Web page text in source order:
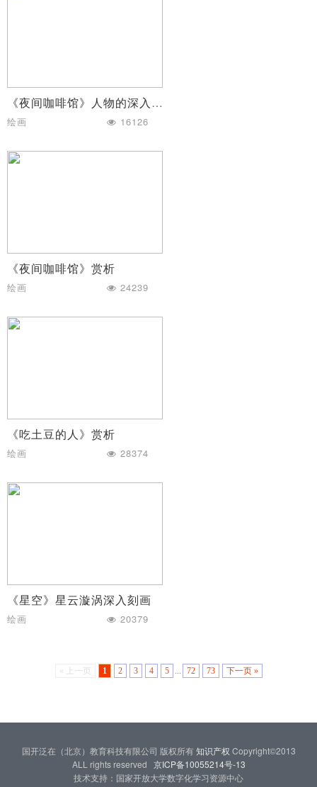
《夜间咖啡馆》人物的深入刻画
绘画 16126
《夜间咖啡馆》赏析
绘画 24239
《吃土豆的人》赏析
绘画 28374
《星空》星云漩涡深入刻画
绘画 20379
« 上一页 1 2 3 4 5 ... 72 73 下一页 »
国开泛在（北京）教育科技有限公司 版权所有知识产权 Copyright©2013
ALL rights reserved 京ICP备10055214号-13
技术支持：国家开放大学数字化学习资源中心